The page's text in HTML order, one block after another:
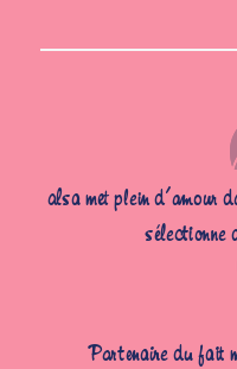
alsa met plein d’amour
sélectionne
Partenaire du fait